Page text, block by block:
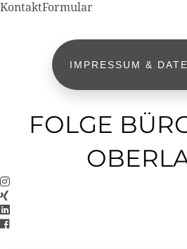
KontaktFormular
IMPRESSUM &
FOLGE